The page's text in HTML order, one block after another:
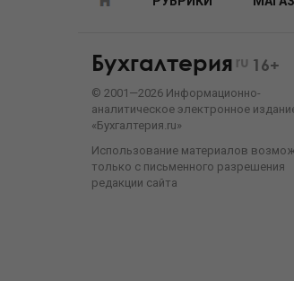
Бухгалтерия ru 16+
© 2001—2026 Информационно-
аналитическое электронное
«Бухгалтерия.ru»
Использование материалов
только с письменного разрешения
редакции сайта